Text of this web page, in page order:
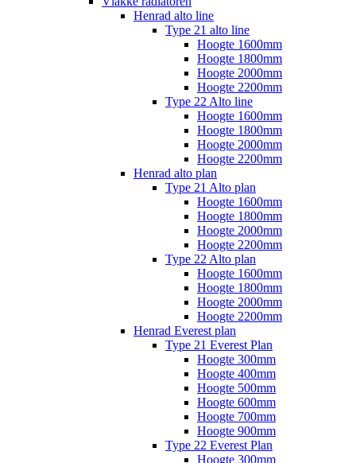
Henrad alto line
Type 21 alto line
Hoogte 1600mm
Hoogte 1800mm
Hoogte 2000mm
Hoogte 2200mm
Type 22 Alto line
Hoogte 1600mm
Hoogte 1800mm
Hoogte 2000mm
Hoogte 2200mm
Henrad alto plan
Type 21 Alto plan
Hoogte 1600mm
Hoogte 1800mm
Hoogte 2000mm
Hoogte 2200mm
Type 22 Alto plan
Hoogte 1600mm
Hoogte 1800mm
Hoogte 2000mm
Hoogte 2200mm
Henrad Everest plan
Type 21 Everest Plan
Hoogte 300mm
Hoogte 400mm
Hoogte 500mm
Hoogte 600mm
Hoogte 700mm
Hoogte 900mm
Type 22 Everest Plan
Hoogte 300mm